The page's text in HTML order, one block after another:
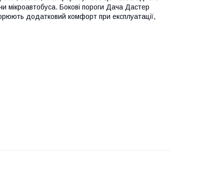
мікроавтобуса. Бокові пороги Дача Дастер
додатковий комфорт при експлуатації,